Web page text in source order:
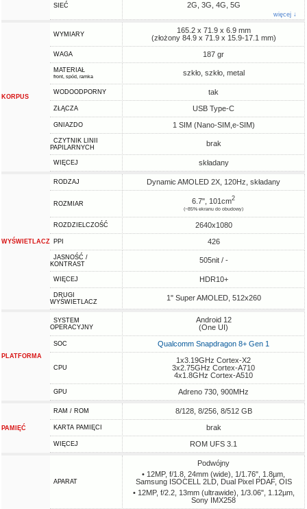
SIEĆ 2G, 3G, 4G, 5G
więcej ↓
KORPUS
WYMIARY
165.2 x 71.9 x 6.9 mm
(złożony 84.9 x 71.9 x 15.9-17.1 mm)
WAGA 187 gr
MATERIAŁ
front, spód, ramka szkło, szkło, metal
WODOODPORNY tak
ZŁĄCZA USB Type-C
GNIAZDO 1 SIM (Nano-SIM,e-SIM)
CZYTNIK LINII
PAPILARNYCH
brak
WIĘCEJ składany
WYŚWIETLACZ
RODZAJ Dynamic AMOLED 2X, 120Hz, składany
ROZMIAR 6.7", 101cm2
(~85% ekranu do obudowy)
ROZDZIELCZOŚĆ 2640x1080
PPI 426
JASNOŚĆ /
KONTRAST
505nit / -
WIĘCEJ HDR10+
DRUGI
WYŚWIETLACZ
1" Super AMOLED, 512x260
PLATFORMA
SYSTEM
OPERACYJNY
Android 12
(One UI)
SOC Qualcomm Snapdragon 8+ Gen 1
CPU
1x3.19GHz Cortex-X2
3x2.75GHz Cortex-A710
4x1.8GHz Cortex-A510
GPU Adreno 730, 900MHz
PAMIĘĆ
RAM / ROM 8/128, 8/256, 8/512 GB
KARTA PAMIĘCI brak
WIĘCEJ ROM UFS 3.1
APARAT
Podwójny
• 12MP, f/1.8, 24mm (wide), 1/1.76", 1.8µm,
Samsung ISOCELL 2LD, Dual Pixel PDAF, OIS
• 12MP, f/2.2, 13mm (ultrawide), 1/3.06", 1.12µm,
Sony IMX258